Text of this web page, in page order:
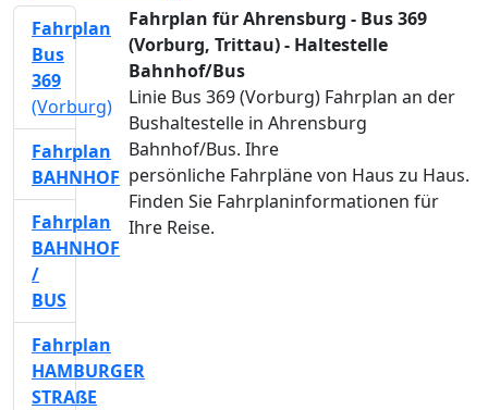
Fahrplan für Ahrensburg - Bus 369
(Vorburg, Trittau) - Haltestelle
Bahnhof/Bus
Linie Bus 369 (Vorburg) Fahrplan an der
Bushaltestelle in Ahrensburg
Bahnhof/Bus. Ihre
persönliche Fahrpläne von Haus zu Haus.
Finden Sie Fahrplaninformationen für
Ihre Reise.
Fahrplan
Bus
369
(Vorburg)
Fahrplan
BAHNHOF
Fahrplan
BAHNHOF
/
BUS
Fahrplan
HAMBURGER
STRAßE